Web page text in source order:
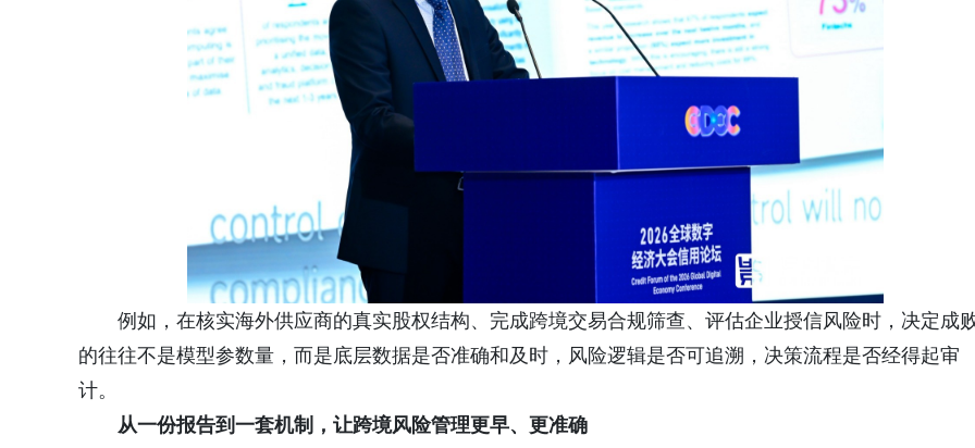
例如，在核实海外供应商的真实股权结构、完成跨境交易合规筛查、评估企业授信风险时，决定成
的往往不是模型参数量，而是底层数据是否准确和及时，风险逻辑是否可追溯，决策流程是否经得起审
计。
从一份报告到一套机制，让跨境风险管理更早、更准确